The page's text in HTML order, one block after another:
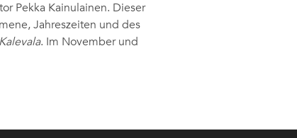
Pekka Kainulainen. Dieser
Jahreszeiten und des
Kalevala. Im November und